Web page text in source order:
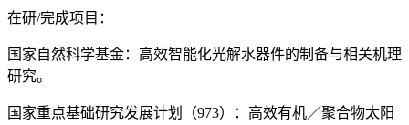
在研/完成项目：
国家自然科学基金：高效智能化光解水器件的制备与相关机理
研究。
国家重点基础研究发展计划（973）：高效有机／聚合物太阳